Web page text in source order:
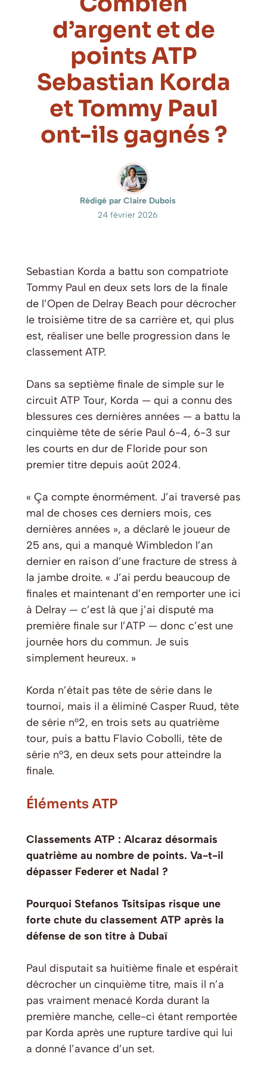
d’argent et de
points ATP
Sebastian Korda
et Tommy Paul
ont-ils gagnés ?
Rédigé par Claire Dubois
24 février 2026
Sebastian Korda a battu son compatriote
Tommy Paul en deux sets lors de la finale
de l’Open de Delray Beach pour décrocher
le troisième titre de sa carrière et, qui plus
est, réaliser une belle progression dans le
classement ATP.
Dans sa septième finale de simple sur le
circuit ATP Tour, Korda — qui a connu des
blessures ces dernières années — a battu la
cinquième tête de série Paul 6-4, 6-3 sur
les courts en dur de Floride pour son
premier titre depuis août 2024.
« Ça compte énormément. J’ai traversé pas
mal de choses ces derniers mois, ces
dernières années », a déclaré le joueur de
25 ans, qui a manqué Wimbledon l’an
dernier en raison d’une fracture de stress à
la jambe droite. « J’ai perdu beaucoup de
finales et maintenant d’en remporter une ici
à Delray — c’est là que j’ai disputé ma
première finale sur l’ATP — donc c’est une
journée hors du commun. Je suis
simplement heureux. »
Korda n’était pas tête de série dans le
tournoi, mais il a éliminé Casper Ruud, tête
de série n°2, en trois sets au quatrième
tour, puis a battu Flavio Cobolli, tête de
série n°3, en deux sets pour atteindre la
finale.
Éléments ATP
Classements ATP : Alcaraz désormais
quatrième au nombre de points. Va-t-il
dépasser Federer et Nadal ?
Pourquoi Stefanos Tsitsipas risque une
forte chute du classement ATP après la
défense de son titre à Dubaï
Paul disputait sa huitième finale et espérait
décrocher un cinquième titre, mais il n’a
pas vraiment menacé Korda durant la
première manche, celle-ci étant remportée
par Korda après une rupture tardive qui lui
a donné l’avance d’un set.